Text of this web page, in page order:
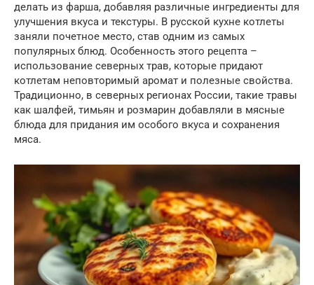
делать из фарша, добавляя различные ингредиенты для
улучшения вкуса и текстуры. В русской кухне котлеты
заняли почетное место, став одним из самых
популярных блюд. Особенность этого рецепта –
использование северных трав, которые придают
котлетам неповторимый аромат и полезные свойства.
Традиционно, в северных регионах России, такие травы
как шалфей, тимьян и розмарин добавляли в мясные
блюда для придания им особого вкуса и сохранения
мяса.